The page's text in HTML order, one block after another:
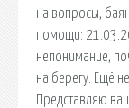
на вопросы,
помощи:
непонимание,
на берегу. Ещё
Представляю